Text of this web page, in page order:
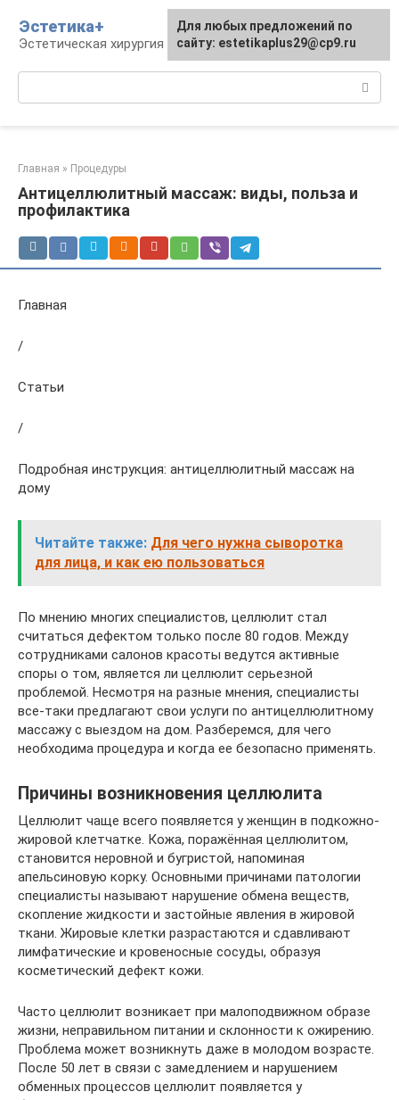
контенту
Эстетика+
Эстетическая хирургия и косметология
Главная » Процедуры
Антицеллюлитный массаж: виды, польза и
профилактика
Главная
/
Статьи
/
Подробная инструкция: антицеллюлитный массаж на
дому
Читайте также: Для чего нужна сыворотка
для лица, и как ею пользоваться
По мнению многих специалистов, целлюлит стал
считаться дефектом только после 80 годов. Между
сотрудниками салонов красоты ведутся активные
споры о том, является ли целлюлит серьезной
проблемой. Несмотря на разные мнения, специалисты
все-таки предлагают свои услуги по антицеллюлитному
массажу с выездом на дом. Разберемся, для чего
необходима процедура и когда ее безопасно применять.
Причины возникновения целлюлита
Целлюлит чаще всего появляется у женщин в подкожно-
жировой клетчатке. Кожа, поражённая целлюлитом,
становится неровной и бугристой, напоминая
апельсиновую корку. Основными причинами патологии
специалисты называют нарушение обмена веществ,
скопление жидкости и застойные явления в жировой
ткани. Жировые клетки разрастаются и сдавливают
лимфатические и кровеносные сосуды, образуя
косметический дефект кожи.
Часто целлюлит возникает при малоподвижном образе
жизни, неправильном питании и склонности к ожирению.
Проблема может возникнуть даже в молодом возрасте.
После 50 лет в связи с замедлением и нарушением
обменных процессов целлюлит появляется у
Для любых предложений по
сайту: estetikaplus29@cp9.ru